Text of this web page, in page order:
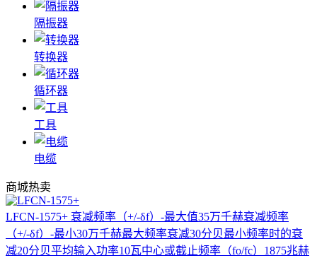
隔振器
转换器
循环器
工具
电缆
商城热卖
LFCN-1575+ 衰减频率（+/-δf）-最大值35万千赫衰减频率
（+/-δf）-最小30万千赫最大频率衰减30分贝最小频率时的衰
减20分贝平均输入功率10瓦中心或截止频率（fo/fc）1875兆赫